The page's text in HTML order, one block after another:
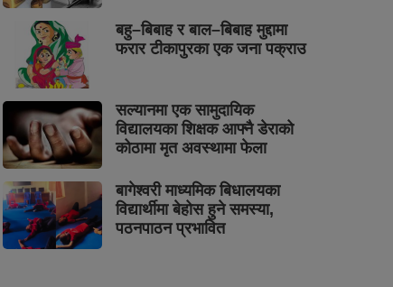
बहु–बिबाह र बाल–बिबाह मुद्दामा
फरार टीकापुरका एक जना पक्राउ
सल्यानमा एक सामुदायिक
विद्यालयका शिक्षक आफ्नै डेराको
कोठामा मृत अवस्थामा फेला
बागेश्वरी माध्यमिक बिधालयका
विद्यार्थीमा बेहोस हुने समस्या,
पठनपाठन प्रभावित